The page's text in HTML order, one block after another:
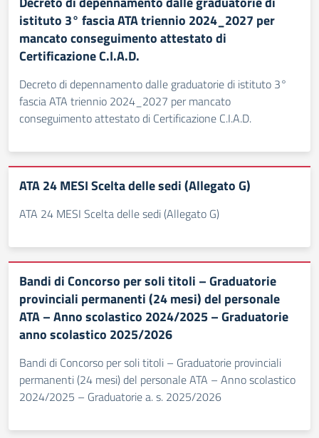
istituto 3° fascia ATA triennio 2024_2027 per
mancato conseguimento attestato di
Certificazione C.I.A.D.
Decreto di depennamento dalle graduatorie di istituto 3°
fascia ATA triennio 2024_2027 per mancato
conseguimento attestato di Certificazione C.I.A.D.
ATA 24 MESI Scelta delle sedi (Allegato G)
ATA 24 MESI Scelta delle sedi (Allegato G)
Bandi di Concorso per soli titoli – Graduatorie
provinciali permanenti (24 mesi) del personale
ATA – Anno scolastico 2024/2025 – Graduatorie
anno scolastico 2025/2026
Bandi di Concorso per soli titoli – Graduatorie provinciali
permanenti (24 mesi) del personale ATA – Anno scolastico
2024/2025 – Graduatorie a. s. 2025/2026